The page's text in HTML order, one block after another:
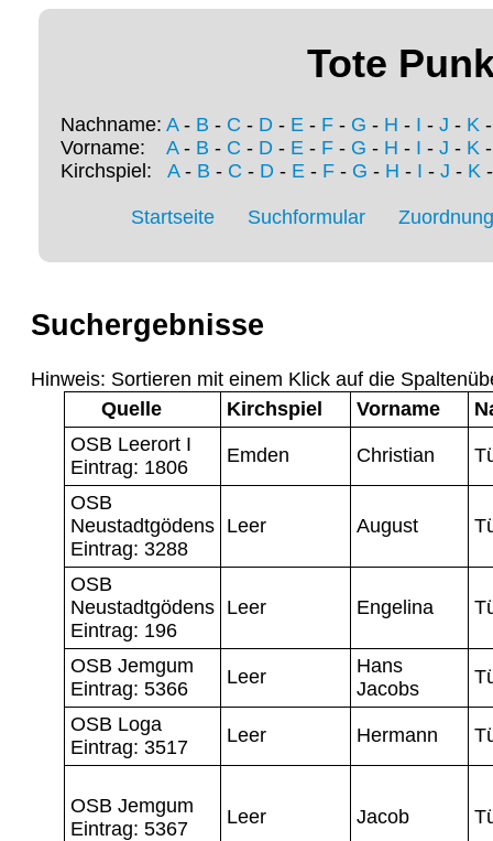
Tote
Nachname: A- B - C - D - E - F - G - H - I - J - K
Vorname: A- B - C - D - E - F - G - H - I - J - K
Kirchspiel: A- B - C - D- E- F- G - H - I - J - K
Startseite Suchformular
Suchergebnisse
Hinweis: Sortieren mit einem Klick auf die
Quelle
Kirchspiel Vorname
OSB Leerort I
Eintrag: 1806
Emden Christian
OSB
Neustadtgödens
Eintrag: 3288
Leer August
OSB
Neustadtgödens
Eintrag: 196
Leer Engelina
OSB Jemgum
Eintrag: 5366
Leer
Hans
Jacobs
OSB Loga
Eintrag: 3517
Leer Hermann
OSB Jemgum
Eintrag: 5367
Leer Jacob